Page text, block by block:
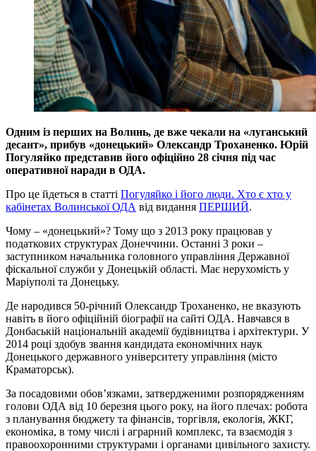
Одним із перших на Волинь, де вже чекали на «луганський
десант», прибув «донецький» Олександр Троханенко. Юрій
Погуляйко представив його офіційно 28 січня під час
оперативної наради в ОДА.
Про це йдеться в статті Погуляйко і його люди. Хто є хто у
кабінетах Волинської ОДА від видання ПЕРШИЙ.
Чому – «донецький»? Тому що з 2013 року працював у
податкових структурах Донеччини. Останні 3 роки –
заступником начальника головного управління Державної
фіскальної служби у Донецькій області. Має нерухомість у
Маріуполі та Донецьку.
Де народився 50-річний Олександр Троханенко, не вказують
навіть в його офіційній біографії на сайті ОДА. Навчався в
Донбаській національній академії будівництва і архітектури. У
2014 році здобув звання кандидата економічних наук
Донецького державного університету управління (місто
Краматорськ).
За посадовими обов’язками, затвердженими розпорядженням
голови ОДА від 10 березня цього року, на його плечах: робота
з планування бюджету та фінансів, торгівля, екологія, ЖКГ,
економіка, в тому числі і аграрний комплекс, та взаємодія з
правоохоронними структурами і органами цивільного захисту.